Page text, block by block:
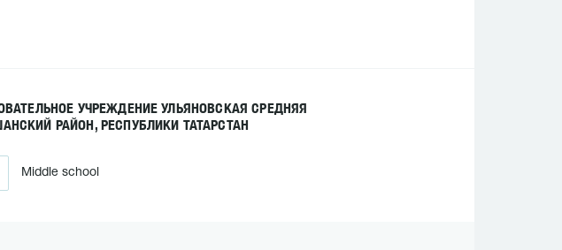
УЧРЕЖДЕНИЕ УЛЬЯНОВСКАЯ СРЕДНЯЯ
РАЙОН, РЕСПУБЛИКИ ТАТАРСТАН
Middle school